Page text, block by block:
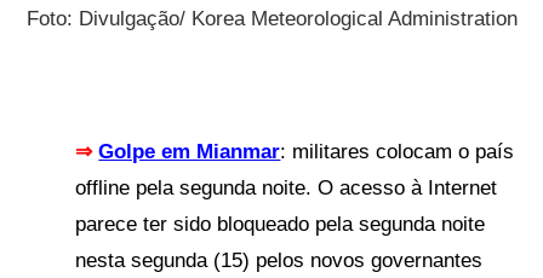
Foto: Divulgação/ Korea Meteorological Administration
⇒Golpe em Mianmar: militares colocam o país
offline pela segunda noite. O acesso à Internet
parece ter sido bloqueado pela segunda noite
nesta segunda (15) pelos novos governantes